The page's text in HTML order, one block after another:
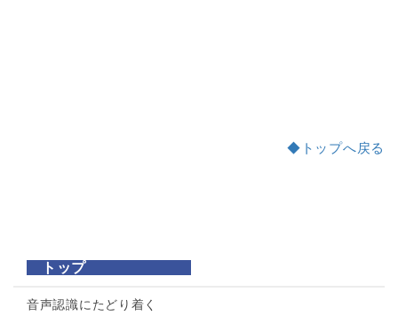
◆トップへ戻る
トップ
音声認識にたどり着く